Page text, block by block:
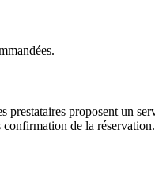
proposent un
de la réservation.